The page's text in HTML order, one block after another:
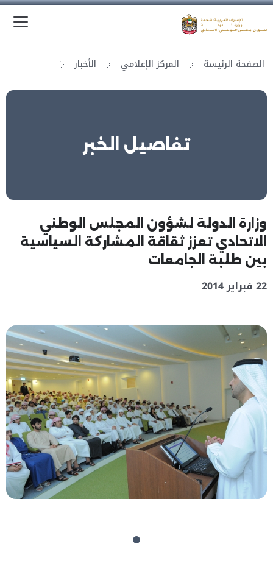
الصفحة الرئيسة المركز الإعلامي الأخبار
تفاصيل الخبر
وزارة الدولة لشؤون المجلس الوطني
الاتحادي تعزز ثقاقة المشاركة السياسية
بين طلبة الجامعات
22 فبراير 2014